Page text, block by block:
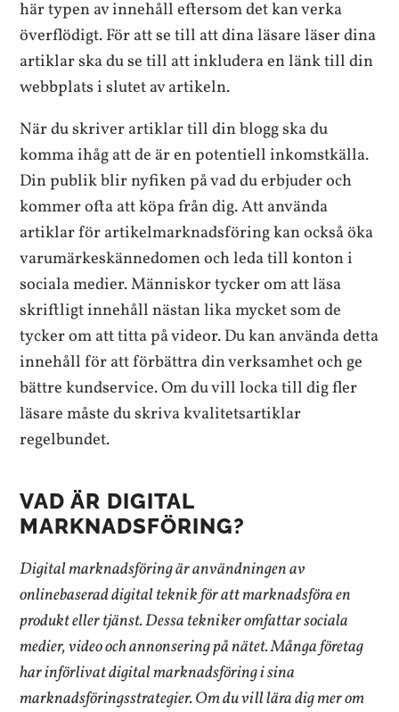
här typen av innehåll eftersom det kan verka
överflödigt. För att se till att dina läsare läser dina
artiklar ska du se till att inkludera en länk till din
webbplats i slutet av artikeln.
När du skriver artiklar till din blogg ska du
komma ihåg att de är en potentiell inkomstkälla.
Din publik blir nyfiken på vad du erbjuder och
kommer ofta att köpa från dig. Att använda
artiklar för artikelmarknadsföring kan också öka
varumärkeskännedomen och leda till konton i
sociala medier. Människor tycker om att läsa
skriftligt innehåll nästan lika mycket som de
tycker om att titta på videor. Du kan använda detta
innehåll för att förbättra din verksamhet och ge
bättre kundservice. Om du vill locka till dig fler
läsare måste du skriva kvalitetsartiklar
regelbundet.
VAD ÄR DIGITAL
MARKNADSFÖRING?
Digital marknadsföring är användningen av
onlinebaserad digital teknik för att marknadsföra en
produkt eller tjänst. Dessa tekniker omfattar sociala
medier, video och annonsering på nätet. Många företag
har införlivat digital marknadsföring i sina
marknadsföringsstrategier. Om du vill lära dig mer om